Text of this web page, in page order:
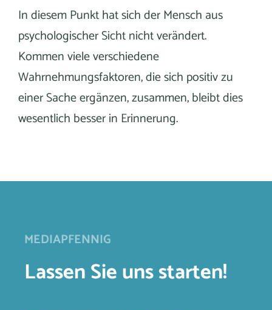
In diesem Punkt hat sich der Mensch aus
psychologischer Sicht nicht verändert.
Kommen viele verschiedene
Wahrnehmungsfaktoren, die sich positiv zu
einer Sache ergänzen, zusammen, bleibt dies
wesentlich besser in Erinnerung.
MEDIAPFENNIG
Lassen Sie uns starten!